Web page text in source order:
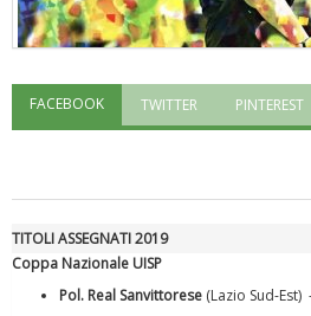
"Superare gli ostacoli": la relazione di
FACEBOOK TWITTER PINTEREST
TITOLI ASSEGNATI 2019
Coppa Nazionale UISP
Pol. Real Sanvittorese (Lazio Sud-Est)